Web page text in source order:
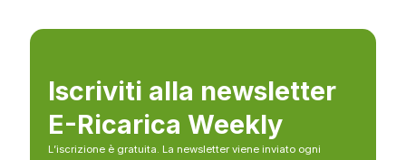
Iscriviti alla newsletter
E-Ricarica Weekly
L’iscrizione è gratuita. La newsletter viene inviato ogni